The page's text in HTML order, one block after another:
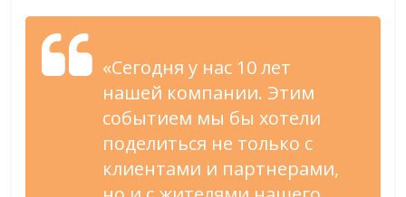
«Сегодня у нас 10 лет
нашей компании. Этим
событием мы бы хотели
поделиться не только с
клиентами и партнерами,